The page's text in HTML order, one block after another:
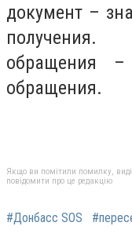
документ –
обращения
обращения.
Якщо ви помітили помилку,
повідомити про це редакцію
#Донбасс SOS